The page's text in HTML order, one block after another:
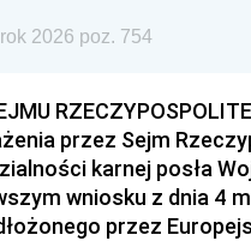
2026 poz. 754
przez Sejm
karnej posła
wniosku z dnia 4
przez